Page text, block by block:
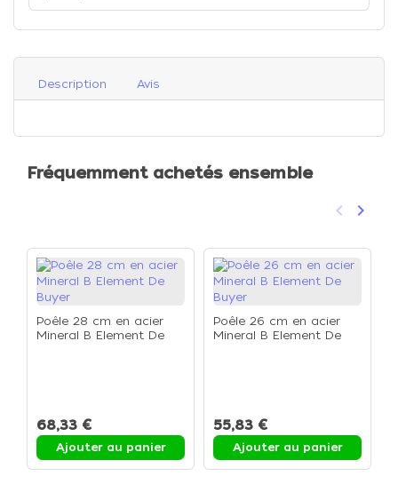
Description Avis
Fréquemment achetés ensemble
Précédent
keyboard_arrow_left keyboard_arrow_right
Poêle 28 cm en acier
Mineral B Element De
68,33 €
Ajouter au panier
Poêle 26 cm en acier
Mineral B Element De
55,83 €
Ajouter au panier